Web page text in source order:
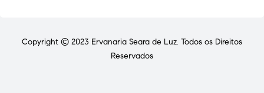
Copyright © 2023 Ervanaria Seara de Luz. Todos os Direitos
Reservados